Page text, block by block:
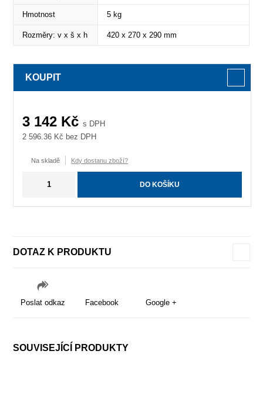
Hmotnost 5 kg
Rozměry: v x š x h 420 x 270 x 290 mm
KOUPIT
3 142 Kčs DPH
2 596.36 Kč bez DPH
Na skladě Kdy dostanu zboží?
DO KOŠÍKU
DOTAZ K PRODUKTU
Poslat odkaz Facebook Google +
SOUVISEJÍCÍ PRODUKTY